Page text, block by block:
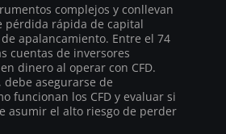
complejos y conllevan
pérdida rápida de capital
apalancamiento. Entre el 74
cuentas de inversores
dinero al operar con CFD.
asegurarse de
funcionan los CFD y evaluar si
asumir el alto riesgo de perder